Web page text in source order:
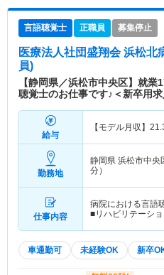
言語聴覚士 正職員 募集停止
医療法人社団盛翔会 浜松北
員)
【静岡県／浜松市中央区】就
聴覚士のお仕事です♪＜新卒用求
給与
【モデル月収】
勤務地
静岡県 浜松市中央
分）
仕事内容
病院における言語
■リハビリテーシ
車通勤可 未経験OK 新卒